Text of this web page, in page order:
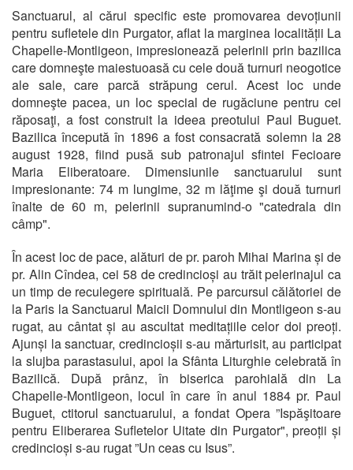
Sanctuarul, al cărui specific este promovarea devoțiunii
pentru sufletele din Purgator, aflat la marginea localității La
Chapelle-Montligeon, impresionează pelerinii prin bazilica
care domneşte maiestuoasă cu cele două turnuri neogotice
ale sale, care parcă străpung cerul. Acest loc unde
domneşte pacea, un loc special de rugăciune pentru cei
răposaţi, a fost construit la ideea preotului Paul Buguet.
Bazilica începută în 1896 a fost consacrată solemn la 28
august 1928, fiind pusă sub patronajul sfintei Fecioare
Maria Eliberatoare. Dimensiunile sanctuarului sunt
impresionante: 74 m lungime, 32 m lăţime şi două turnuri
înalte de 60 m, pelerinii supranumind-o "catedrala din
câmp".
În acest loc de pace, alături de pr. paroh Mihai Marina și de
pr. Alin Cîndea, cei 58 de credincioși au trăit pelerinajul ca
un timp de reculegere spirituală. Pe parcursul călătoriei de
la Paris la Sanctuarul Maicii Domnului din Montligeon s-au
rugat, au cântat și au ascultat meditațiile celor doi preoți.
Ajunși la sanctuar, credincioșii s-au mărturisit, au participat
la slujba parastasului, apoi la Sfânta Liturghie celebrată în
Bazilică. După prânz, în biserica parohială din La
Chapelle-Montligeon, locul în care în anul 1884 pr. Paul
Buguet, ctitorul sanctuarului, a fondat Opera ”Ispăşitoare
pentru Eliberarea Sufletelor Uitate din Purgator", preoții și
credincioși s-au rugat ”Un ceas cu Isus”.